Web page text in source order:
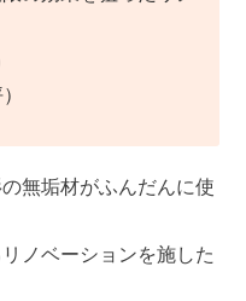
無垢材がふんだんに使
ノベーションを施した